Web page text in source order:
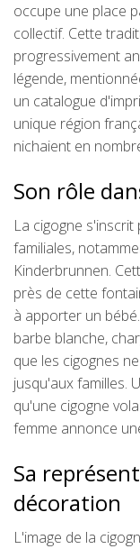
occupe une place
collectif. Cette
progressivement
légende,
un catalogue
unique région
nichaient en
Son rôle
La cigogne
familiales,
Kinderbrunnen.
près de cette
à apporter un
barbe blanche,
que les cigognes
jusqu'aux familles.
qu'une cigogne
femme annonce
Sa
décoration
L'image de la